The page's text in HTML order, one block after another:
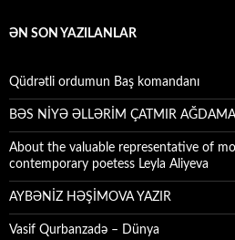
ƏN SON YAZILANLAR
Qüdrətli ordumun Baş komandanı
BƏS NİYƏ ƏLLƏRİM ÇATMIR AĞDAMA
About the valuable representative of
contemporary poetess Leyla Aliyeva
AYBƏNİZ HƏŞİMOVA YAZIR
Vasif Qurbanzadə – Dünya